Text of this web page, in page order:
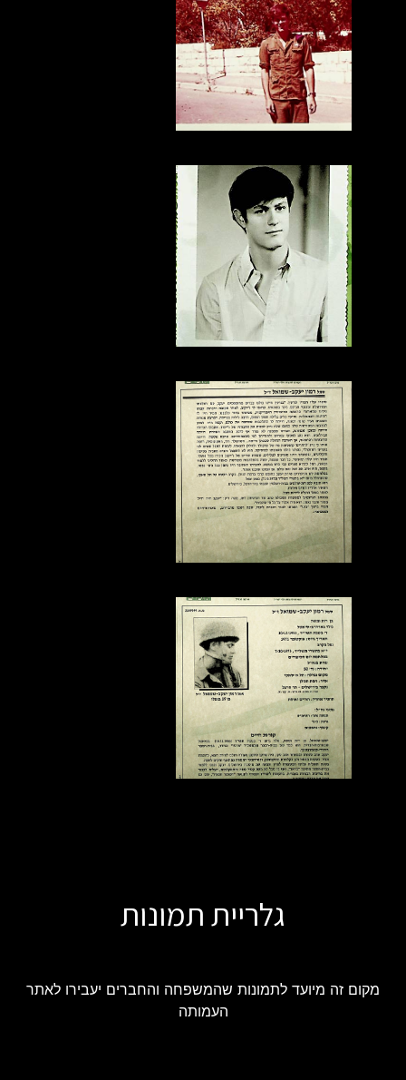
גלריית תמונות
מקום זה מיועד לתמונות שהמשפחה והחברים יעבירו לאתר
העמותה